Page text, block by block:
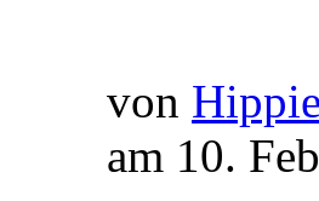
von
am 10.